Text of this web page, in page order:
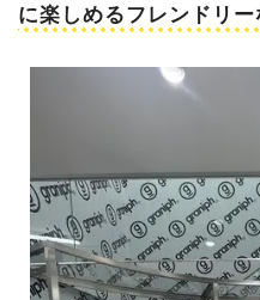
に楽しめるフレンドリ